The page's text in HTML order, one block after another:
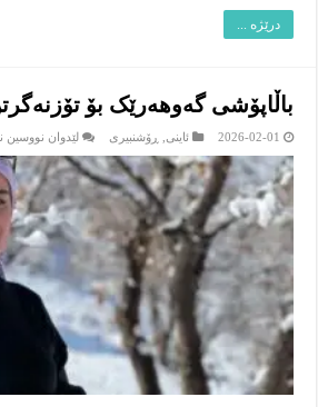
درێژە ...
باڵاپۆشی گەوهەرێک بۆ
2026-02-01 ئاینى ڕۆشنبیرى لێدوان نووسین